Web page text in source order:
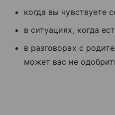
когда вы чувствуете
в ситуациях, когда
в разговорах с
может вас не